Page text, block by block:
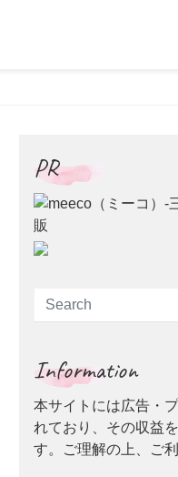
PR
Information
本サイトには広告・
れており、その収益
す。ご理解の上、ご